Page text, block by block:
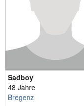
Sadboy
48 Jahre
Bregenz